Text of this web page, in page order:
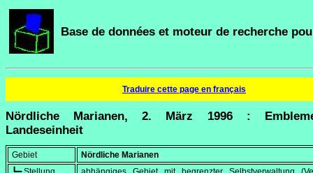
Base de données et moteur de recherche
Traduire cette page en français
Nördliche Marianen, 2. März 1996 :
Landeseinheit
Gebiet
Nördliche Marianen